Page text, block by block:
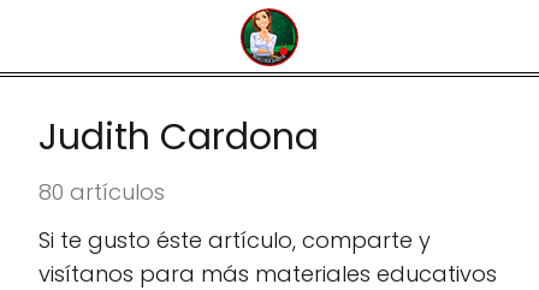
Judith Cardona
80 artículos
Si te gusto éste artículo, comparte y
visítanos para más materiales educativos